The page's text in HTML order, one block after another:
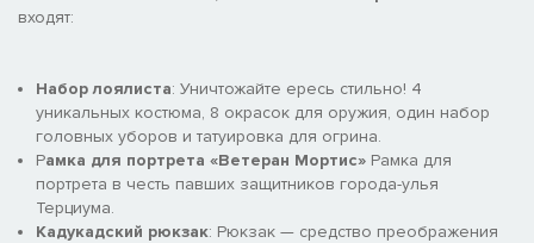
входят:
Набор лоялиста: Уничтожайте ересь стильно! 4
уникальных костюма, 8 окрасок для оружия, один набор
головных уборов и татуировка для огрина.
Рамка для портрета «Ветеран Мортис» Рамка для
портрета в честь павших защитников города-улья
Терциума.
Кадукадский рюкзак: Рюкзак — средство преображения